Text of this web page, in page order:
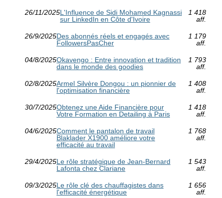
26/11/2025L'Influence de Sidi Mohamed Kagnassi
sur LinkedIn en Côte d'Ivoire
1 418
aff.
26/9/2025Des abonnés réels et engagés avec
FollowersPasCher
1 179
aff.
04/8/2025Okavengo : Entre innovation et tradition
dans le monde des goodies
1 793
aff.
02/8/2025Armel Silvère Dongou : un pionnier de
l'optimisation financière
1 408
aff.
30/7/2025Obtenez une Aide Financière pour
Votre Formation en Detailing à Paris
1 418
aff.
04/6/2025Comment le pantalon de travail
Blaklader X1900 améliore votre
efficacité au travail
1 768
aff.
29/4/2025Le rôle stratégique de Jean-Bernard
Lafonta chez Clariane
1 543
aff.
09/3/2025Le rôle clé des chauffagistes dans
l'efficacité énergétique
1 656
aff.